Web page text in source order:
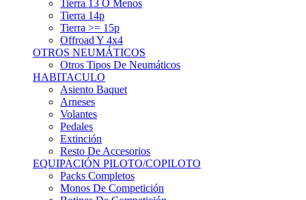
Tierra >= 15p
Offroad Y 4x4
OTROS NEUMÁTICOS
Otros Tipos De Neumáticos
HABITACULO
Asiento Baquet
Arneses
Volantes
Pedales
Extinción
Resto De Accesorios
EQUIPACIÓN PILOTO/COPILOTO
Packs Completos
Monos De Competición
Botines De Competición
Guantes